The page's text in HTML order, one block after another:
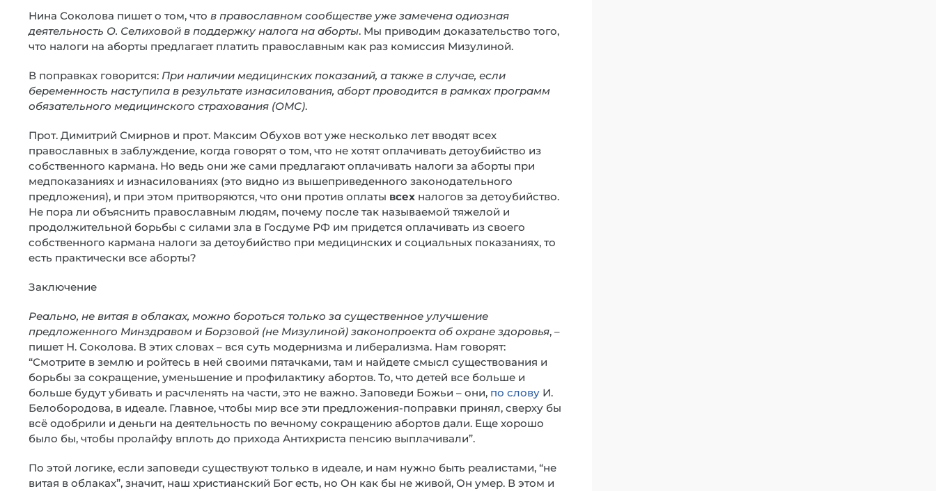
Нина Соколова пишет о том, что в православном сообществе уже замечена одиозная
деятельность О. Селиховой в поддержку налога на аборты. Мы приводим доказательство того,
что налоги на аборты предлагает платить православным как раз комиссия Мизулиной.
В поправках говорится: При наличии медицинских показаний, а также в случае, если
беременность наступила в результате изнасилования, аборт проводится в рамках программ
обязательного медицинского страхования (ОМС).
Прот. Димитрий Смирнов и прот. Максим Обухов вот уже несколько лет вводят всех
православных в заблуждение, когда говорят о том, что не хотят оплачивать детоубийство из
собственного кармана. Но ведь они же сами предлагают оплачивать налоги за аборты при
медпоказаниях и изнасилованиях (это видно из вышеприведенного законодательного
предложения), и при этом притворяются, что они против оплаты всех налогов за детоубийство.
Не пора ли объяснить православным людям, почему после так называемой тяжелой и
продолжительной борьбы с силами зла в Госдуме РФ им придется оплачивать из своего
собственного кармана налоги за детоубийство при медицинских и социальных показаниях, то
есть практически все аборты?
Заключение
Реально, не витая в облаках, можно бороться только за существенное улучшение
предложенного Минздравом и Борзовой (не Мизулиной) законопроекта об охране здоровья, –
пишет Н. Соколова. В этих словах – вся суть модернизма и либерализма. Нам говорят:
“Смотрите в землю и ройтесь в ней своими пятачками, там и найдете смысл существования и
борьбы за сокращение, уменьшение и профилактику абортов. То, что детей все больше и
больше будут убивать и расчленять на части, это не важно. Заповеди Божьи – они, по слову И.
Белобородова, в идеале. Главное, чтобы мир все эти предложения-поправки принял, сверху бы
всё одобрили и деньги на деятельность по вечному сокращению абортов дали. Еще хорошо
было бы, чтобы пролайфу вплоть до прихода Антихриста пенсию выплачивали”.
По этой логике, если заповеди существуют только в идеале, и нам нужно быть реалистами, “не
витая в облаках”, значит, наш христианский Бог есть, но Он как бы не живой, Он умер. В этом и